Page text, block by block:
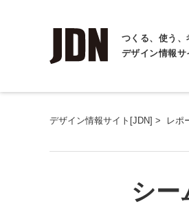
つくる、使う、
デザイン情報サ
デザイン情報サイト[JDN] > レポ
シー